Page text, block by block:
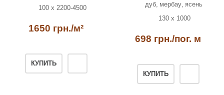
100 x 2200-4500
1650 грн./м²
КУПИТЬ
дуб мербау ясень
130 х 1000
698 грн./пог. м
КУПИТЬ